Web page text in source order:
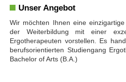
Unser Angebot
Wir möchten Ihnen eine
der Weiterbildung mit einer
Ergotherapeuten vorstellen. Es
berufsorientierten Studiengang
Bachelor of Arts (B.A.)